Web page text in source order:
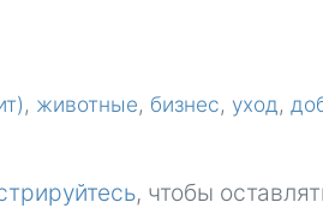
животные бизнес уход
, чтобы